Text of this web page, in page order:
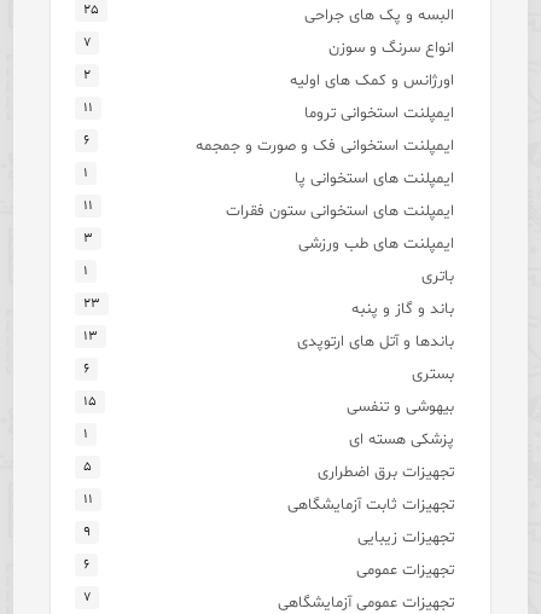
البسه و پک های جراحی ۲۵
انواع سرنگ و سوزن ۷
اورژانس و کمک های اولیه ۲
ایمپلنت استخوانی تروما ۱۱
ایمپلنت استخوانی فک و صورت و جمجمه ۶
ایمپلنت های استخوانی پا ۱
ایمپلنت های استخوانی ستون فقرات ۱۱
ایمپلنت های طب ورزشی ۳
باتری ۱
باند و گاز و پنبه ۲۳
باندها و آتل های ارتوپدی ۱۳
بستری ۶
بیهوشی و تنفسی ۱۵
پزشکی هسته ای ۱
تجهیزات برق اضطراری ۵
تجهیزات ثابت آزمایشگاهی ۱۱
تجهیزات زیبایی ۹
تجهیزات عمومی ۶
تجهیزات عمومی آزمایشگاهی ۷